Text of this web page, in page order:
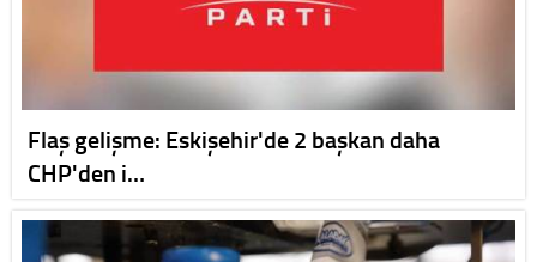
Flaş gelişme: Eskişehir'de 2 başkan daha
CHP'den i…